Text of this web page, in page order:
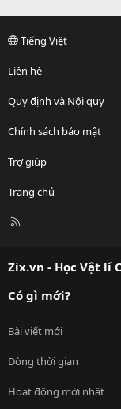
Tiếng Việt
Liên hệ
Quy định và Nội quy
Chính sách bảo mật
Trợ giúp
Trang chủ
R
Zix.vn - Học Vật lí
Có gì mới?
Bài viết mới
Dòng thời gian
Hoạt động mới nhất